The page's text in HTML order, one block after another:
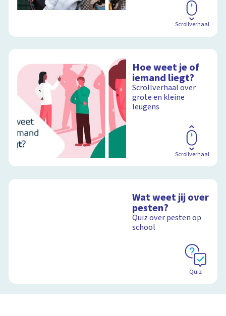
Scrollverhaal
Hoe weet je of
iemand liegt?
Scrollverhaal over
grote en kleine
leugens
Scrollverhaal
Wat weet jij over
pesten?
Quiz over pesten op
school
Quiz